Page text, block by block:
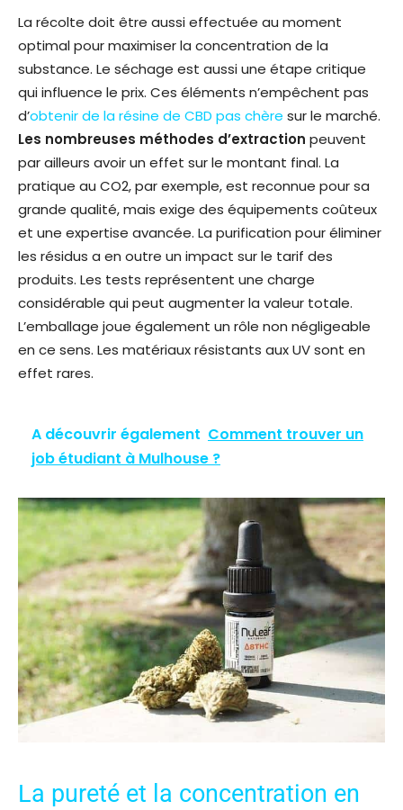
La récolte doit être aussi effectuée au moment
optimal pour maximiser la concentration de la
substance. Le séchage est aussi une étape critique
qui influence le prix. Ces éléments n’empêchent pas
d’obtenir de la résine de CBD pas chère sur le marché.
Les nombreuses méthodes d’extraction peuvent
par ailleurs avoir un effet sur le montant final. La
pratique au CO2, par exemple, est reconnue pour sa
grande qualité, mais exige des équipements coûteux
et une expertise avancée. La purification pour éliminer
les résidus a en outre un impact sur le tarif des
produits. Les tests représentent une charge
considérable qui peut augmenter la valeur totale.
L’emballage joue également un rôle non négligeable
en ce sens. Les matériaux résistants aux UV sont en
effet rares.
A découvrir également Comment trouver un
job étudiant à Mulhouse ?
La pureté et la concentration en